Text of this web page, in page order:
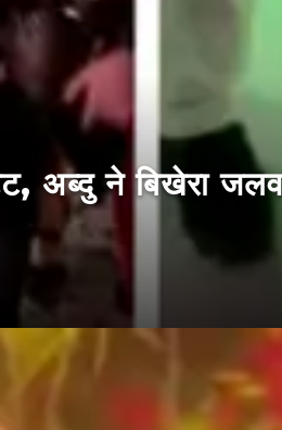
अब्दु ने बिखेरा